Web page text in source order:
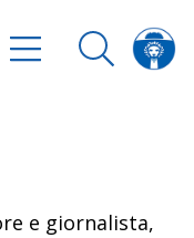
e giornalista,